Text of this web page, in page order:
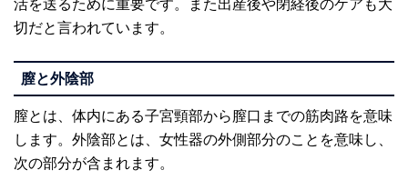
切だと言われています。
膣と外陰部
膣とは、体内にある子宮頸部から膣口までの筋肉路を意味
します。外陰部とは、女性器の外側部分のことを意味し、
次の部分が含まれます。